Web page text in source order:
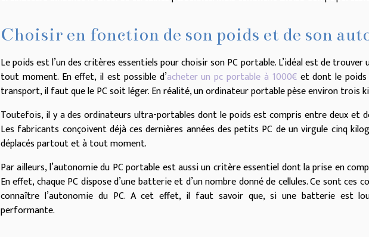
Choisir en fonction de son poids et de son
Le poids est l’un des critères essentiels pour choisir son PC portable. L’idéal est de trouver
tout moment. En effet, il est possible d’acheter un pc portable à 1000€et dont le poids
transport, il faut que le PC soit léger. En réalité, un ordinateur portable pèse environ trois
Toutefois, il y a des ordinateurs ultra-portables dont le poids est compris entre deux et
Les fabricants conçoivent déjà ces dernières années des petits PC de un virgule cinq
déplacés partout et à tout moment.
Par ailleurs, l’autonomie du PC portable est aussi un critère essentiel dont la prise en
En effet, chaque PC dispose d’une batterie et d’un nombre donné de cellules. Ce sont
connaître l’autonomie du PC. A cet effet, il faut savoir que, si une batterie est
performante.